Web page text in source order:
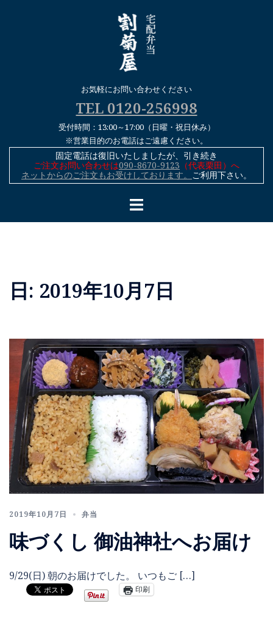
お気軽にお問い合わせください
TEL 0120-256998
受付時間：13:00～17:00（日曜・祝日休み）
※営業目的のお電話はご遠慮ください。
固定電話は復旧いたしましたが、引き続き
ご注文お問い合わせは090-8670-9123 （代表栗田）へ
ネットからのご注文もお受けしております。 ご利用下さい。
日: 2019年10月7日
2019年10月7日 弁当
味づくし 御油神社へお届け
9/29(日) 朝のお届けでした。 いつもご […]
印刷